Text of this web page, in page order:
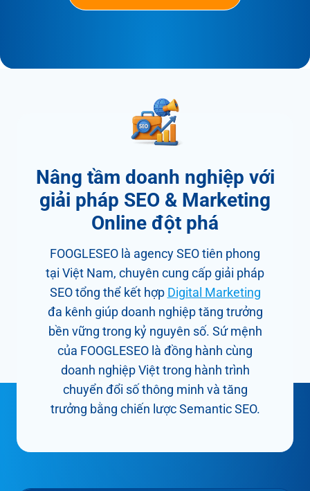
Nâng tầm doanh nghiệp với
giải pháp SEO & Marketing
Online đột phá
FOOGLESEO là agency SEO tiên phong
tại Việt Nam, chuyên cung cấp giải pháp
SEO tổng thể kết hợp Digital Marketing
đa kênh giúp doanh nghiệp tăng trưởng
bền vững trong kỷ nguyên số. Sứ mệnh
của FOOGLESEO là đồng hành cùng
doanh nghiệp Việt trong hành trình
chuyển đổi số thông minh và tăng
trưởng bằng chiến lược Semantic SEO.